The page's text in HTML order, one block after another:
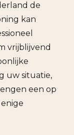
de
kan
vrijblijvend
uw situatie,
een op